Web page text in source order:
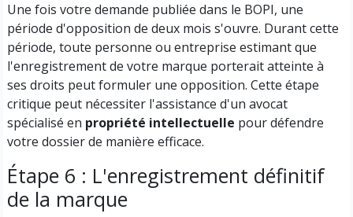
Une fois votre demande publiée dans le BOPI, une
période d'opposition de deux mois s'ouvre. Durant cette
période, toute personne ou entreprise estimant que
l'enregistrement de votre marque porterait atteinte à
ses droits peut formuler une opposition. Cette étape
critique peut nécessiter l'assistance d'un avocat
spécialisé en propriété intellectuelle pour défendre
votre dossier de manière efficace.
Étape 6 : L'enregistrement définitif
de la marque